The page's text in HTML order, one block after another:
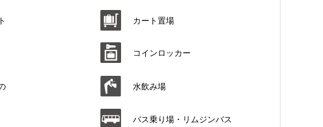
カート置場
コインロッカー
水飲み場
バス乗り場・リムジンバス